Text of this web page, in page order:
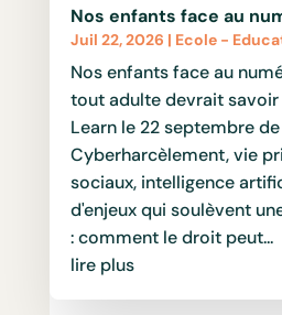
Nos enfants face au
Juil 22, 2026 | Ecole -
Nos enfants face au
tout adulte devrait savoir
Learn le 22 septembre de
Cyberharcèlement, vie
sociaux, intelligence
d'enjeux qui soulèvent
: comment le droit peut...
lire plus